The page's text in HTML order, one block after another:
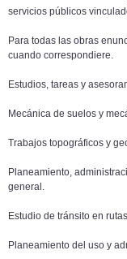
servicios públicos
Para todas las obras
cuando correspondiere.
Estudios, tareas y
Mecánica de suelos y
Trabajos topográficos y
Planeamiento,
general.
Estudio de tránsito en
Planeamiento del uso y